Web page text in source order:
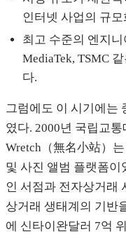
인터넷 사업의 규
최고 수준의 엔지
MediaTek, TSMC
다.
그럼에도 이 시기에는
였다. 2000년 국립교
Wretch（無名小站）
및 사진 앨범 플랫폼이
인 서점과 전자상거래
상거래 생태계의 기반
에 신타이완달러 7억